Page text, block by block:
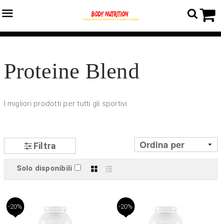
Home Catalogo prodotti ›
Proteine Blend
I migliori prodotti per tutti gli sportivi
Filtra
Solo disponibili
GrigliaLista
-20% -20%